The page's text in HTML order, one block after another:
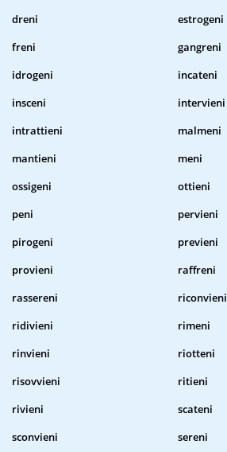
dreni
estrogeni
freni
gangreni
idrogeni
incateni
insceni
intervieni
intrattieni
malmeni
mantieni
meni
ossigeni
ottieni
peni
pervieni
pirogeni
previeni
provieni
raffreni
rassereni
riconvieni
ridivieni
rimeni
rinvieni
riotteni
risovvieni
ritieni
rivieni
scateni
sconvieni
sereni